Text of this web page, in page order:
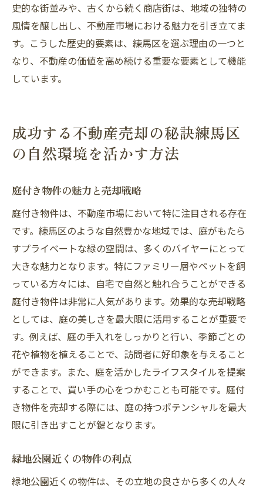
史的な街並みや、古くから続く商店街は、地域の独特の
風情を醸し出し、不動産市場における魅力を引き立てま
す。こうした歴史的要素は、練馬区を選ぶ理由の一つと
なり、不動産の価値を高め続ける重要な要素として機能
しています。
成功する不動産売却の秘訣練馬区
の自然環境を活かす方法
庭付き物件の魅力と売却戦略
庭付き物件は、不動産市場において特に注目される存在
です。練馬区のような自然豊かな地域では、庭がもたら
すプライベートな緑の空間は、多くのバイヤーにとって
大きな魅力となります。特にファミリー層やペットを飼
っている方々には、自宅で自然と触れ合うことができる
庭付き物件は非常に人気があります。効果的な売却戦略
としては、庭の美しさを最大限に活用することが重要で
す。例えば、庭の手入れをしっかりと行い、季節ごとの
花や植物を植えることで、訪問者に好印象を与えること
ができます。また、庭を活かしたライフスタイルを提案
することで、買い手の心をつかむことも可能です。庭付
き物件を売却する際には、庭の持つポテンシャルを最大
限に引き出すことが鍵となります。
緑地公園近くの物件の利点
緑地公園近くの物件は、その立地の良さから多くの人々